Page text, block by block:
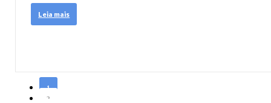
Leia mais
1
2